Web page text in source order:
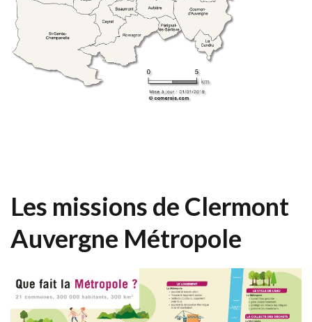
Les missions de Clermont
Auvergne Métropole